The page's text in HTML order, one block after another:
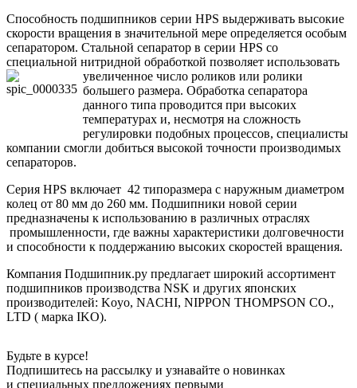
Способность подшипников серии HPS выдерживать высокие
скорости вращения в значительной мере определяется особым
сепаратором. Стальной сепаратор в серии HPS со
специальной нитридной обработкой позволяет использовать
увеличенное число роликов или ролики
большего размера. Обработка сепаратора
данного типа проводится при высоких
температурах и, несмотря на сложность
регулировки подобных процессов, специалисты
компании смогли добиться высокой точности производимых
сепараторов.
Серия HPS включает 42 типоразмера с наружным диаметром
колец от 80 мм до 260 мм. Подшипники новой серии
предназначены к использованию в различных отраслях
промышленности, где важны характеристики долговечности
и способности к поддержанию высоких скоростей вращения.
Компания Подшипник.ру предлагает широкий ассортимент
подшипников производства NSK и других японских
производителей: Koyo, NACHI, NIPPON THOMPSON CO.,
LTD ( марка IKO).
Будьте в курсе!
Подпишитесь на рассылку и узнавайте о новинках
и специальных предложениях первыми